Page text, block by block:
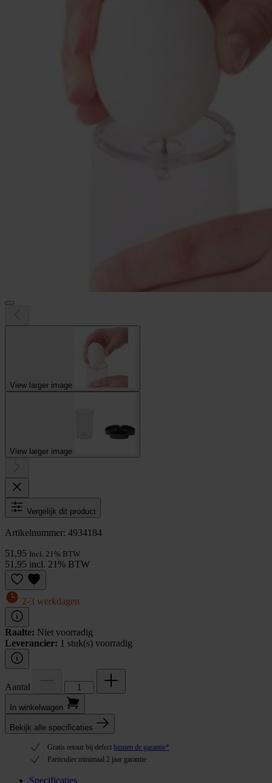
View larger image
View larger image
Vergelijk dit product
Artikelnummer: 4934184
51,95 Incl. 21% BTW
51,95 incl. 21% BTW
2-3 werkdagen
Raalte: Niet voorradig
Leverancier: 1 stuk(s) voorradig
Aantal
In winkel­wagen
Bekijk alle specificaties
Gratis retour bij defect binnen de garantie*
Particulier minimaal 2 jaar garantie
Specificaties